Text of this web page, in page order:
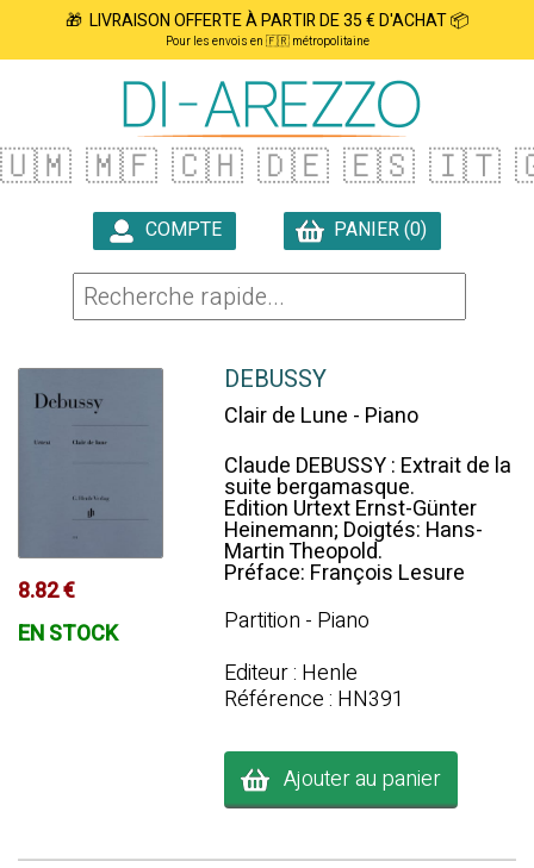
🎁 LIVRAISON OFFERTE À PARTIR DE 35 € D'ACHAT 📦
Pour les envois en 🇫🇷 métropolitaine
🇺🇲 🇲🇫 🇨🇭 🇩🇪 🇪🇸 🇮🇹
COMPTE
PANIER (0)
8.82 €
EN STOCK
DEBUSSY
Clair de Lune - Piano
Claude DEBUSSY : Extrait de la
suite bergamasque.
Edition Urtext Ernst-Günter
Heinemann; Doigtés: Hans-
Martin Theopold.
Préface: François Lesure
Partition - Piano
Editeur : Henle
Référence : HN391
Ajouter au panier